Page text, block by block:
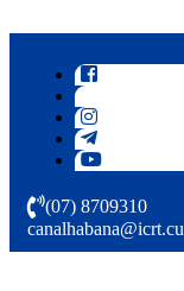
(07) 8709310
canalhabana@icrt.cu